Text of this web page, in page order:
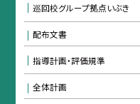
巡回校グループ拠点いぶき
配布文書
指導計画・評価規準
全体計画